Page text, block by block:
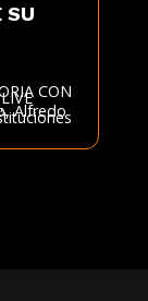
SU
CON
Alfredo